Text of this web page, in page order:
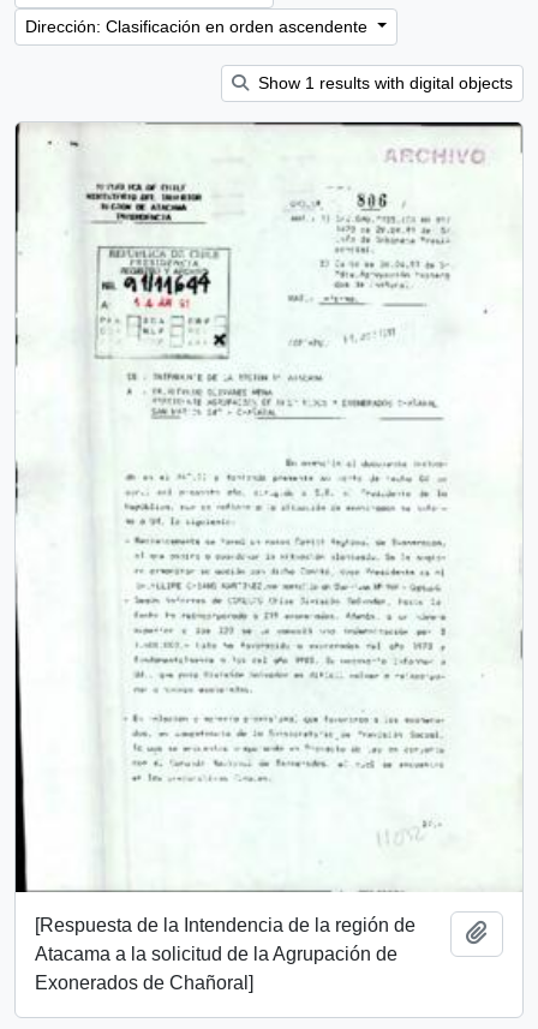
Dirección: Clasificación en orden ascendente
Show 1 results with digital objects
[Respuesta de la Intendencia de la región de
Atacama a la solicitud de la Agrupación de
Exonerados de Chañoral]